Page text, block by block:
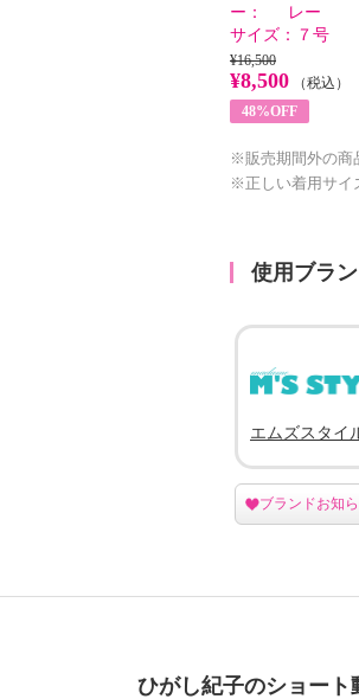
ー：
レー
サイズ：
７号
¥16,500
¥8,500
（税込）
48%OFF
※販売期間外の商
※正しい着用サイ
使用ブラ
エムズスタイ
ブランドお知
ひがし紀子のショート